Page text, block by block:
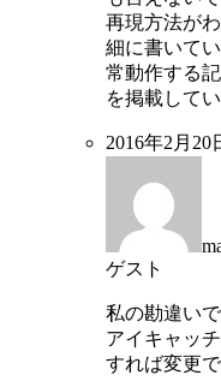
再現方法が
細に書いて
常動作する
を掲載して
2016年2月20
ゲスト
私の勘違いで
アイキャッ
すれば変更